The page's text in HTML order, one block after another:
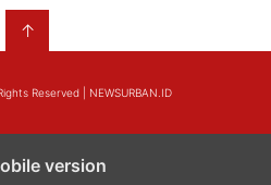
↑
Reserved | NEWSURBAN.ID
version